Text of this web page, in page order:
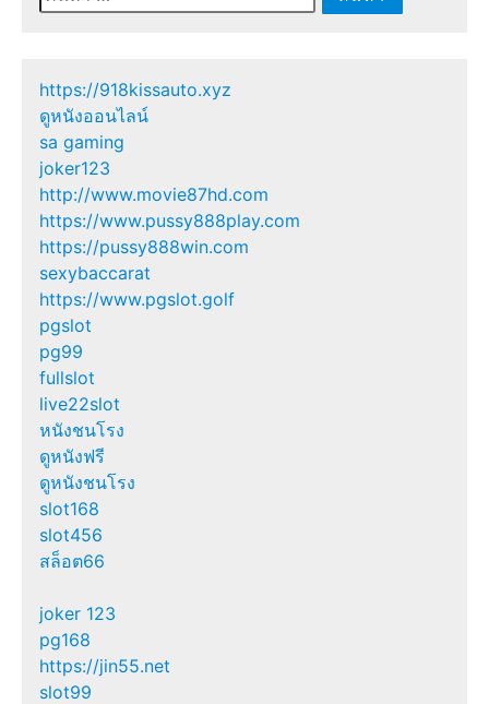
สำหรับ:
https://918kissauto.xyz
ดูหนังออนไลน์
sa gaming
joker123
http://www.movie87hd.com
https://www.pussy888play.com
https://pussy888win.com
sexybaccarat
https://www.pgslot.golf
pgslot
pg99
fullslot
live22slot
หนังชนโรง
ดูหนังฟรี
ดูหนังชนโรง
slot168
slot456
สล็อต66
joker 123
pg168
https://jin55.net
slot99